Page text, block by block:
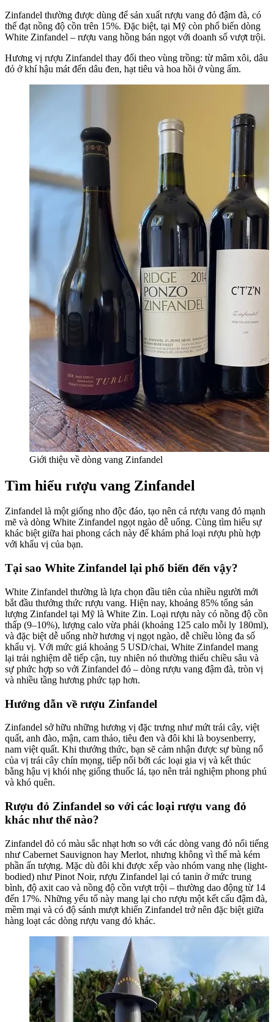
Zinfandel thường được dùng để sản xuất rượu vang đỏ đậm đà, có
thể đạt nồng độ cồn trên 15%. Đặc biệt, tại Mỹ còn phổ biến dòng
White Zinfandel – rượu vang hồng bán ngọt với doanh số vượt trội.
Hương vị rượu Zinfandel thay đổi theo vùng trồng: từ mâm xôi, dâu
đỏ ở khí hậu mát đến dâu đen, hạt tiêu và hoa hồi ở vùng ấm.
Giới thiệu về dòng vang Zinfandel
Tìm hiểu rượu vang Zinfandel
Zinfandel là một giống nho độc đáo, tạo nên cả rượu vang đỏ mạnh
mẽ và dòng White Zinfandel ngọt ngào dễ uống. Cùng tìm hiểu sự
khác biệt giữa hai phong cách này để khám phá loại rượu phù hợp
với khẩu vị của bạn.
Tại sao White Zinfandel lại phổ biến đến vậy?
White Zinfandel thường là lựa chọn đầu tiên của nhiều người mới
bắt đầu thưởng thức rượu vang. Hiện nay, khoảng 85% tổng sản
lượng Zinfandel tại Mỹ là White Zin. Loại rượu này có nồng độ cồn
thấp (9–10%), lượng calo vừa phải (khoảng 125 calo mỗi ly 180ml),
và đặc biệt dễ uống nhờ hương vị ngọt ngào, dễ chiều lòng đa số
khẩu vị. Với mức giá khoảng 5 USD/chai, White Zinfandel mang
lại trải nghiệm dễ tiếp cận, tuy nhiên nó thường thiếu chiều sâu và
sự phức hợp so với Zinfandel đỏ – dòng rượu vang đậm đà, tròn vị
và nhiều tầng hương phức tạp hơn.
Hướng dẫn về rượu Zinfandel
Zinfandel sở hữu những hương vị đặc trưng như mứt trái cây, việt
quất, anh đào, mận, cam thảo, tiêu đen và đôi khi là boysenberry,
nam việt quất. Khi thưởng thức, bạn sẽ cảm nhận được sự bùng nổ
của vị trái cây chín mọng, tiếp nối bởi các loại gia vị và kết thúc
bằng hậu vị khói nhẹ giống thuốc lá, tạo nên trải nghiệm phong phú
và khó quên.
Rượu đỏ Zinfandel so với các loại rượu vang đỏ
khác như thế nào?
Zinfandel đỏ có màu sắc nhạt hơn so với các dòng vang đỏ nổi tiếng
như Cabernet Sauvignon hay Merlot, nhưng không vì thế mà kém
phần ấn tượng. Mặc dù đôi khi được xếp vào nhóm vang nhẹ (light-
bodied) như Pinot Noir, rượu Zinfandel lại có tanin ở mức trung
bình, độ axit cao và nồng độ cồn vượt trội – thường dao động từ 14
đến 17%. Những yếu tố này mang lại cho rượu một kết cấu đậm đà,
mềm mại và có độ sánh mượt khiến Zinfandel trở nên đặc biệt giữa
hàng loạt các dòng rượu vang đỏ khác.